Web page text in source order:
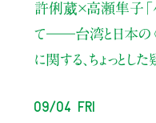
許俐葳×高瀬隼子
て――台湾と日本の
に関する、ちょっとし
09/04 Fri